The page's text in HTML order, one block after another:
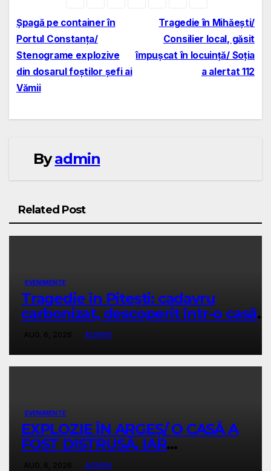
Navigare
în
articole
Tragedie în Mihăești/
Consilier local, găsit
împușcat în locuință/ Soția
a alertat 112
Șpagă pe container în
Portul Constanța/
Stenograme explozive
din dosarul foștilor șefi ai
Vămii
Byadmin
Related Post
EVENIMENTE
Tragedie în Pitești: cadavru
carbonizat, descoperit într-o casă
abandonată
ADMIN
EVENIMENTE
EXPLOZIE ÎN ARGEȘ/ O CASĂ A
FOST DISTRUSĂ, IAR
PROPRIETARA A SUFERIT ARSURI
ADMIN